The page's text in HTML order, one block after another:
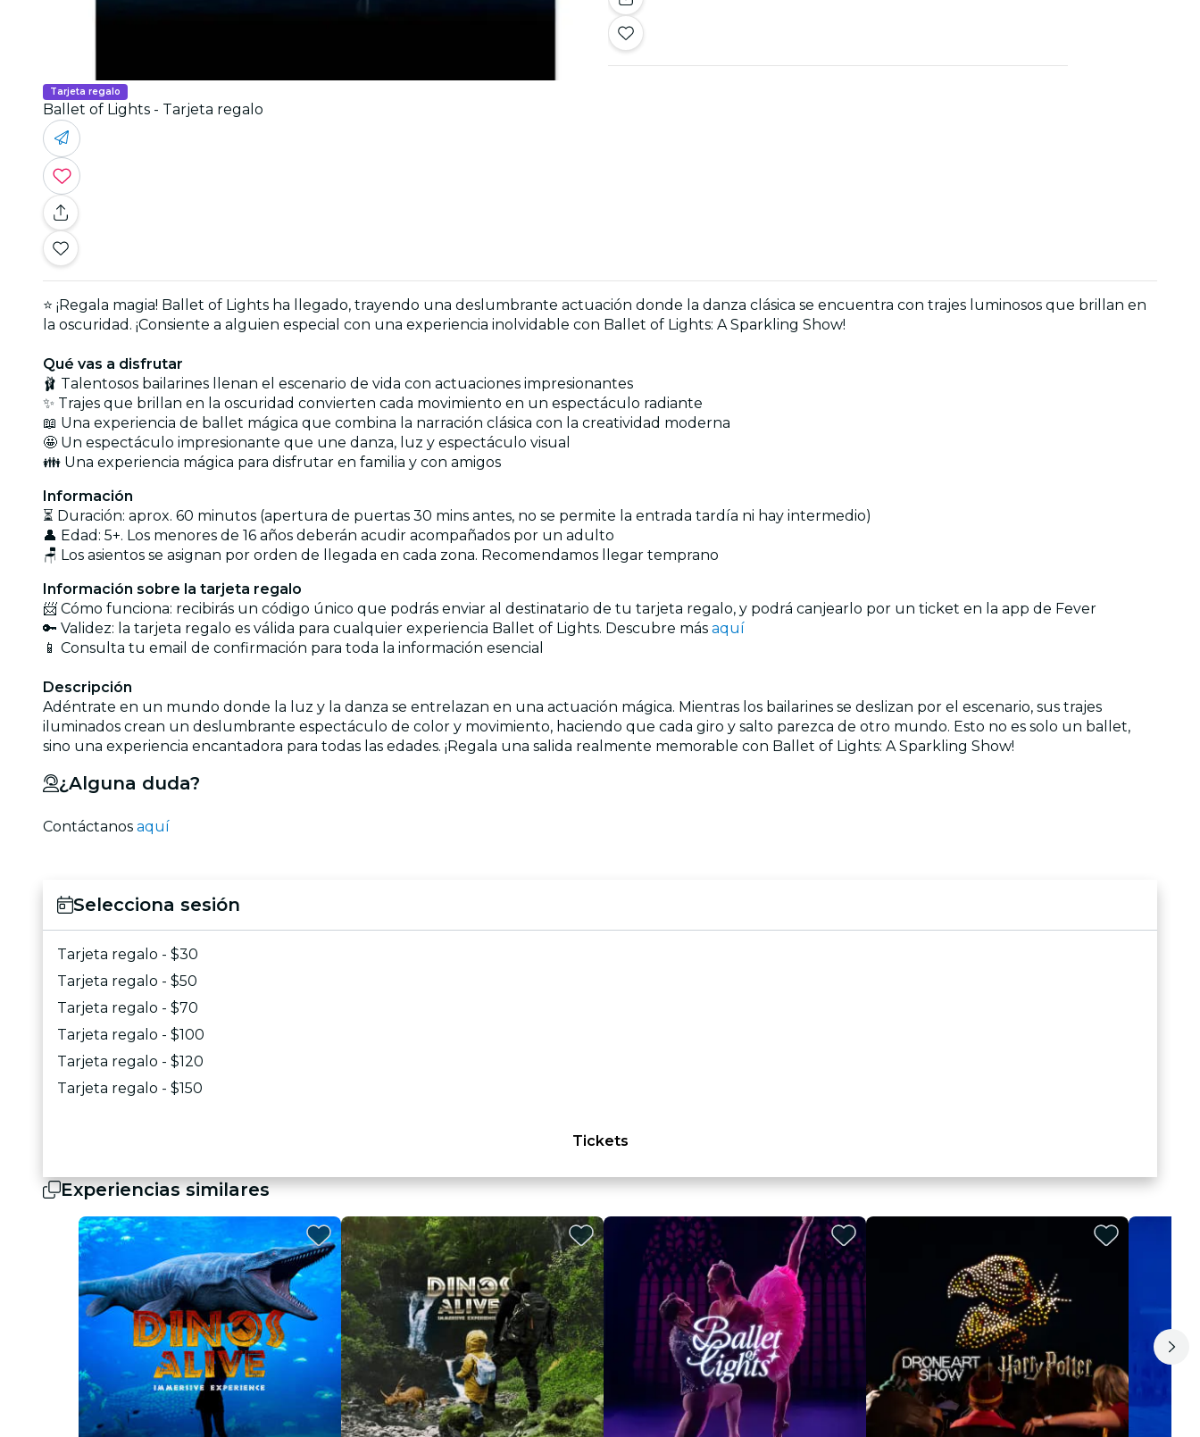
Tarjeta regalo
Ballet of Lights - Tarjeta regalo
⭐ ¡Regala magia! Ballet of Lights ha llegado, trayendo una deslumbrante actuación donde la danza clásica se encuentra con trajes luminosos que brillan en
la oscuridad. ¡Consiente a alguien especial con una experiencia inolvidable con Ballet of Lights: A Sparkling Show!
Qué vas a disfrutar
🩰 Talentosos bailarines llenan el escenario de vida con actuaciones impresionantes
✨ Trajes que brillan en la oscuridad convierten cada movimiento en un espectáculo radiante
📖 Una experiencia de ballet mágica que combina la narración clásica con la creatividad moderna
🤩 Un espectáculo impresionante que une danza, luz y espectáculo visual
👪 Una experiencia mágica para disfrutar en familia y con amigos
Información
⏳ Duración: aprox. 60 minutos (apertura de puertas 30 mins antes, no se permite la entrada tardía ni hay intermedio)
👤 Edad: 5+. Los menores de 16 años deberán acudir acompañados por un adulto
🪑 Los asientos se asignan por orden de llegada en cada zona. Recomendamos llegar temprano
Información sobre la tarjeta regalo
📨 Cómo funciona: recibirás un código único que podrás enviar al destinatario de tu tarjeta regalo, y podrá canjearlo por un ticket en la app de Fever
🔑 Validez: la tarjeta regalo es válida para cualquier experiencia Ballet of Lights. Descubre más aquí
📱 Consulta tu email de confirmación para toda la información esencial
Descripción
Adéntrate en un mundo donde la luz y la danza se entrelazan en una actuación mágica. Mientras los bailarines se deslizan por el escenario, sus trajes
iluminados crean un deslumbrante espectáculo de color y movimiento, haciendo que cada giro y salto parezca de otro mundo. Esto no es solo un ballet,
sino una experiencia encantadora para todas las edades. ¡Regala una salida realmente memorable con Ballet of Lights: A Sparkling Show!
¿Alguna duda?
Contáctanos aquí
Selecciona sesión
Tarjeta regalo - $30
Tarjeta regalo - $50
Tarjeta regalo - $70
Tarjeta regalo - $100
Tarjeta regalo - $120
Tarjeta regalo - $150
Tickets
Experiencias similares